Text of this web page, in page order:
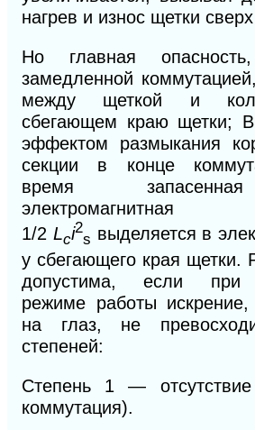
нагрев и износ щетки сверх
Но главная
замедленной
между щеткой и
сбегающем краю щетки;
эффектом размыкания
секции в конце
время
1/2 Lci2
s выделяется в
у сбегающего края щетки.
допустима, если при
режиме работы
на глаз, не
степеней:
Степень 1 —
коммутация).